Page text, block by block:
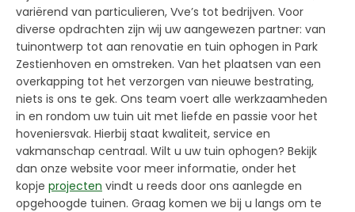
variërend van particulieren, Vve’s tot bedrijven. Voor
diverse opdrachten zijn wij uw aangewezen partner: van
tuinontwerp tot aan renovatie en tuin ophogen in Park
Zestienhoven en omstreken. Van het plaatsen van een
overkapping tot het verzorgen van nieuwe bestrating,
niets is ons te gek. Ons team voert alle werkzaamheden
in en rondom uw tuin uit met liefde en passie voor het
hoveniersvak. Hierbij staat kwaliteit, service en
vakmanschap centraal. Wilt u uw tuin ophogen? Bekijk
dan onze website voor meer informatie, onder het
kopje projecten vindt u reeds door ons aanlegde en
opgehoogde tuinen. Graag komen we bij u langs om te